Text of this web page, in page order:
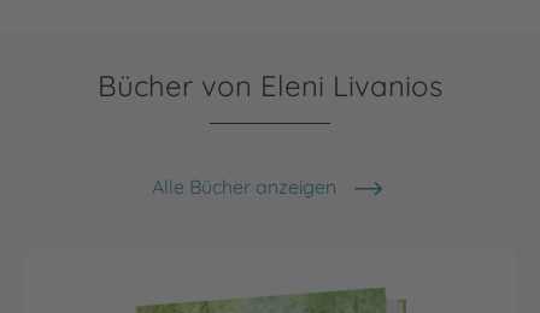
Bücher von Eleni Livanios
Alle Bücher anzeigen